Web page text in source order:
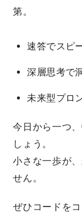
第。
速答でスピ
深層思考で
未来型プロ
今日から一つ
しょう。
小さな一歩が
せん。
ぜひコードを